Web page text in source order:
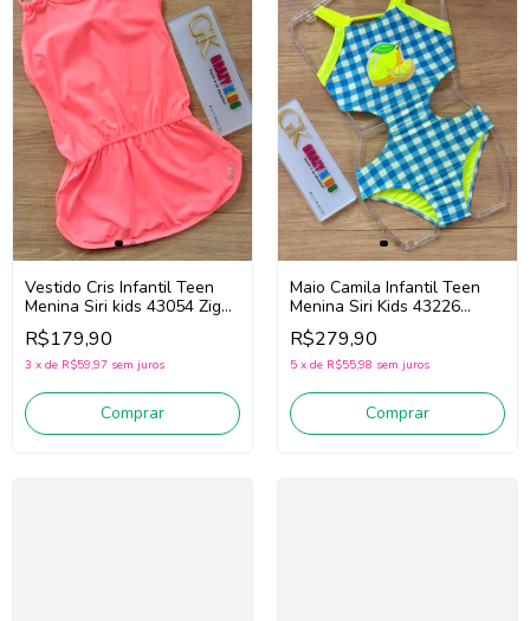
Vestido Cris Infantil Teen
Menina Siri kids 43054 Zig
Zag (Rosa)
R$179,90
3 x de R$59,97 sem juros
Comprar
Maio Camila Infantil Teen
Menina Siri Kids 43226
Vichy Limão (Azul/Amarelo)
R$279,90
5 x de R$55,98 sem juros
Comprar